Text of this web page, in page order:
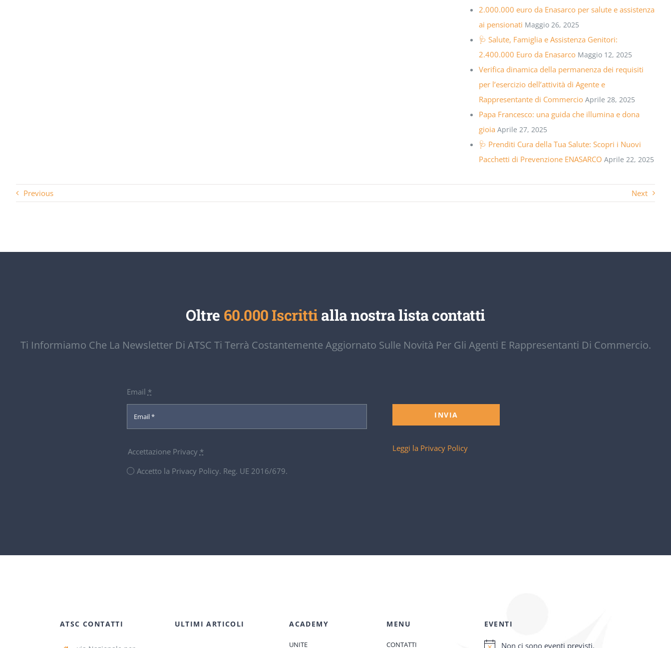
2.000.000 euro da Enasarco per salute e assistenza
ai pensionati Maggio 26, 2025
🩺 Salute, Famiglia e Assistenza Genitori:
2.400.000 Euro da Enasarco Maggio 12, 2025
Verifica dinamica della permanenza dei requisiti
per l’esercizio dell’attività di Agente e
Rappresentante di Commercio Aprile 28, 2025
Papa Francesco: una guida che illumina e dona
gioia Aprile 27, 2025
🩺 Prenditi Cura della Tua Salute: Scopri i Nuovi
Pacchetti di Prevenzione ENASARCO Aprile 22, 2025
Previous Next
Oltre 60.000 Iscrittialla nostra lista contatti
Ti Informiamo Che La Newsletter Di ATSC Ti Terrà Costantemente Aggiornato Sulle Novità Per Gli Agenti E Rappresentanti Di Commercio.
Email *
Accettazione Privacy *
Accetto la Privacy Policy. Reg. UE 2016/679.
INVIA
Leggi la Privacy Policy
ATSC CONTATTI ULTIMI ARTICOLI ACADEMY
UNITE
MENU
CONTATTI
EVENTI
Non ci sono eventi previsti.